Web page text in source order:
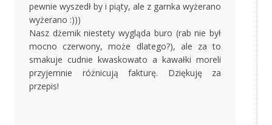
pewnie wyszedł by i piąty, ale z garnka wyżerano
wyżerano :)))
Nasz dżemik niestety wygląda buro (rab nie był
mocno czerwony, może dlatego?), ale za to
smakuje cudnie kwaskowato a kawałki moreli
przyjemnie różnicują fakturę. Dziękuję za
przepis!